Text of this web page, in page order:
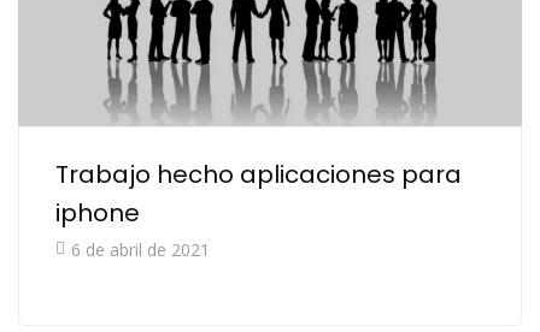
Trabajo hecho aplicaciones para
iphone
6 de abril de 2021